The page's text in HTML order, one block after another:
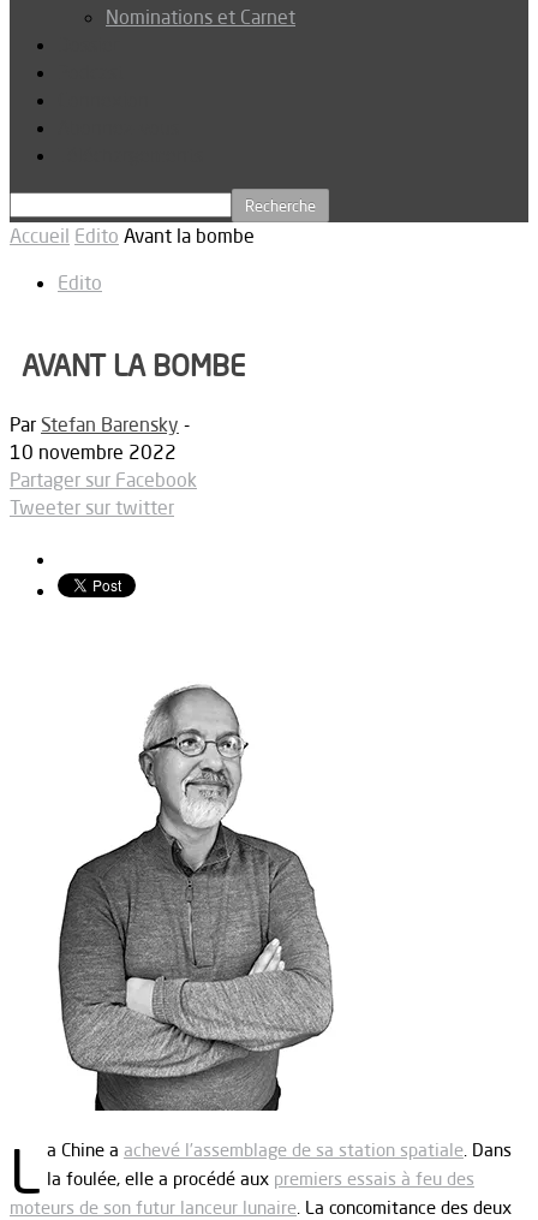
Nominations et Carnet
Accueil Edito Avant la bombe
Edito
AVANT LA BOMBE
Par Stefan Barensky -
10 novembre 2022
Partager sur Facebook
Tweeter sur twitter
L a Chine a achevé l’assemblage de sa station spatiale. Dans
la foulée, elle a procédé aux premiers essais à feu des
moteurs de son futur lanceur lunaire. La concomitance des deux